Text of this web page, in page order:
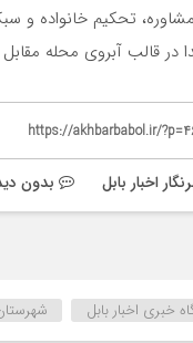
تحکیم خانواده و
در قالب آبروی محله
https://akhbarbabol.ir/
اخبار بابل بدون
خبری اخبار بابل